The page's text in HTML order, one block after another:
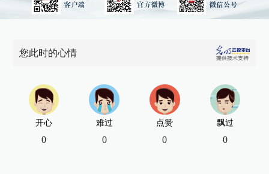
您此时的心情
开心
0
难过
0
点赞
0
飘过
0